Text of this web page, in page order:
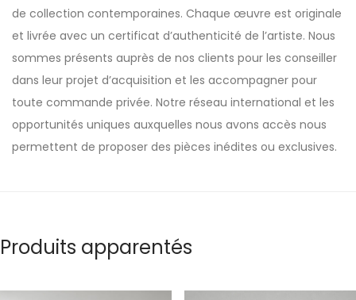
de collection contemporaines. Chaque œuvre est originale
et livrée avec un certificat d’authenticité de l’artiste. Nous
sommes présents auprès de nos clients pour les conseiller
dans leur projet d’acquisition et les accompagner pour
toute commande privée. Notre réseau international et les
opportunités uniques auxquelles nous avons accès nous
permettent de proposer des pièces inédites ou exclusives.
Produits apparentés